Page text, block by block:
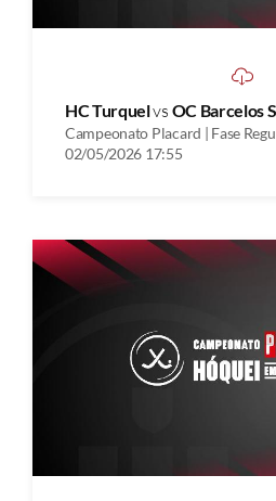
HC Turquelvs OC Barcelos
Campeonato Placard | Fase
02/05/2026 17:55